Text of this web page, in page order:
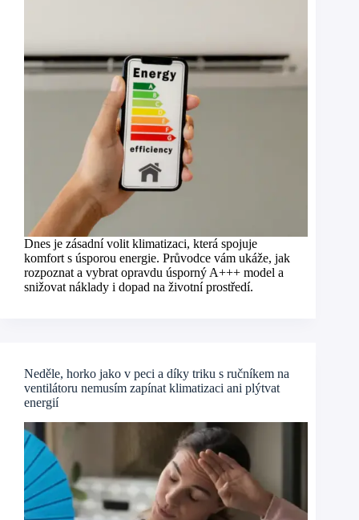
Dnes je zásadní volit klimatizaci, která spojuje
komfort s úsporou energie. Průvodce vám ukáže, jak
rozpoznat a vybrat opravdu úsporný A+++ model a
snižovat náklady i dopad na životní prostředí.
Neděle, horko jako v peci a díky triku s ručníkem na
ventilátoru nemusím zapínat klimatizaci ani plýtvat
energií